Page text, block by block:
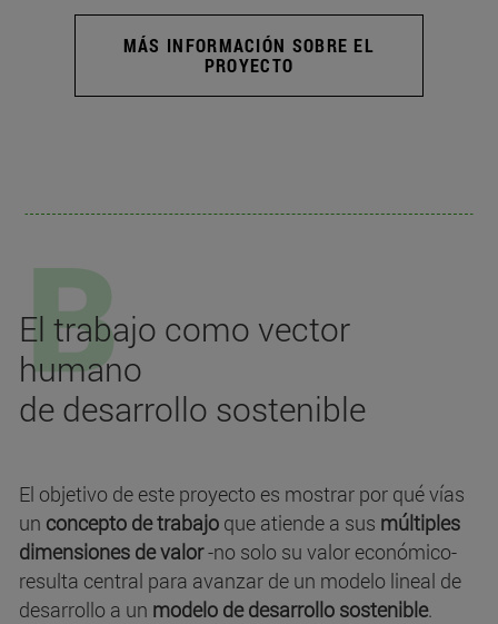
MÁS INFORMACIÓN SOBRE EL
PROYECTO
El trabajo como vector
humano
de desarrollo sostenible
El objetivo de este proyecto es mostrar por qué vías
un concepto de trabajo que atiende a sus múltiples
dimensiones de valor-no solo su valor económico-
resulta central para avanzar de un modelo lineal de
desarrollo a un modelo de desarrollo sostenible.